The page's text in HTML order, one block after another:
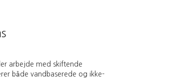
arbejde med skiftende
både vandbaserede og ikke-